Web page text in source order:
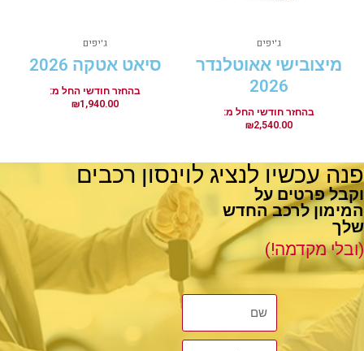
ג'יפים
מיצובישי אאוטלנדר
2026
₪2,540.00
ג'יפים
סיאט אטקה 2026
₪1,940.00
פנה עכשיו לנציג לוינסון רכבים
וקבל פרטים על
המימון לרכב החדש
שלך
(ובלי מקדמה!)